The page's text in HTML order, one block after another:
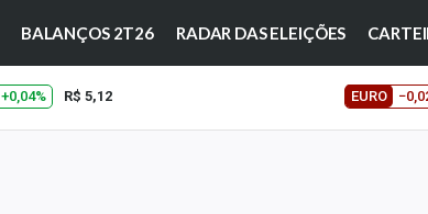
BALANÇOS 2T26 RADAR DAS ELEIÇÕES
+0,04% R$ 5,12 EURO